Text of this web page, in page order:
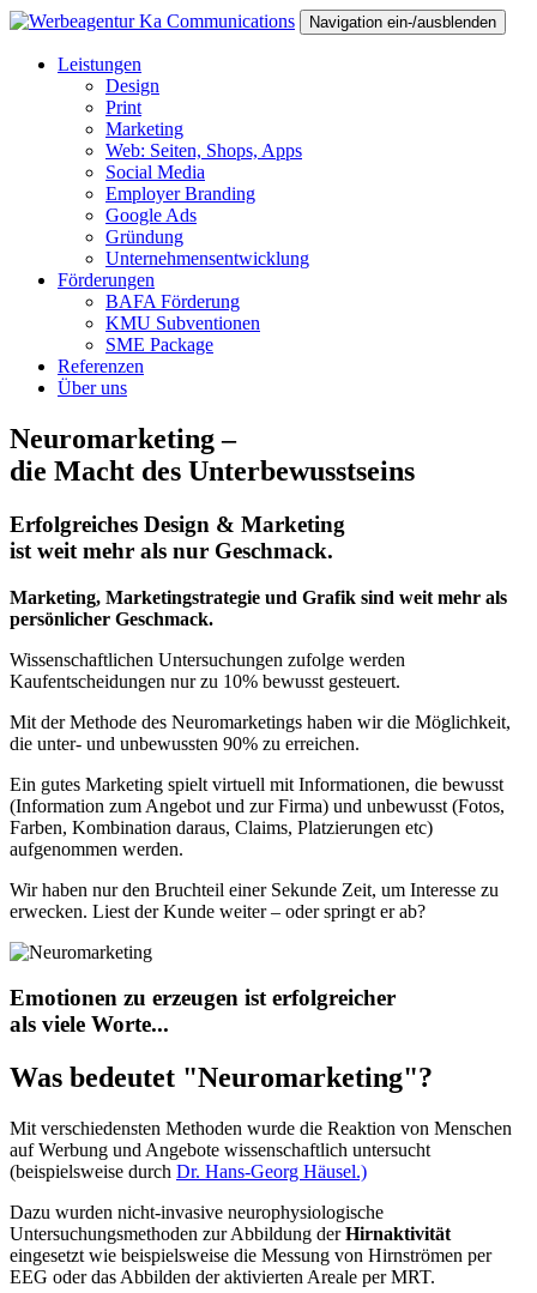
Navigation ein-/ausblenden
Leistungen
Design
Print
Marketing
Web: Seiten, Shops, Apps
Social Media
Employer Branding
Google Ads
Gründung
Unternehmensentwicklung
Förderungen
BAFA Förderung
KMU Subventionen
SME Package
Referenzen
Über uns
Neuromarketing –
die Macht des Unterbewusstseins
Erfolgreiches Design & Marketing
ist weit mehr als nur Geschmack.
Marketing, Marketingstrategie und Grafik sind weit mehr als
persönlicher Geschmack.
Wissenschaftlichen Untersuchungen zufolge werden
Kaufentscheidungen nur zu 10% bewusst gesteuert.
Mit der Methode des Neuromarketings haben wir die Möglichkeit,
die unter- und unbewussten 90% zu erreichen.
Ein gutes Marketing spielt virtuell mit Informationen, die bewusst
(Information zum Angebot und zur Firma) und unbewusst (Fotos,
Farben, Kombination daraus, Claims, Platzierungen etc)
aufgenommen werden.
Wir haben nur den Bruchteil einer Sekunde Zeit, um Interesse zu
erwecken. Liest der Kunde weiter – oder springt er ab?
Emotionen zu erzeugen ist erfolgreicher
als viele Worte...
Was bedeutet "Neuromarketing"?
Mit verschiedensten Methoden wurde die Reaktion von Menschen
auf Werbung und Angebote wissenschaftlich untersucht
(beispielsweise durch Dr. Hans-Georg Häusel.)
Dazu wurden nicht-invasive neurophysiologische
Untersuchungsmethoden zur Abbildung derHirnaktivität
eingesetzt wie beispielsweise die Messung von Hirnströmen per
EEG oder das Abbilden der aktivierten Areale per MRT.